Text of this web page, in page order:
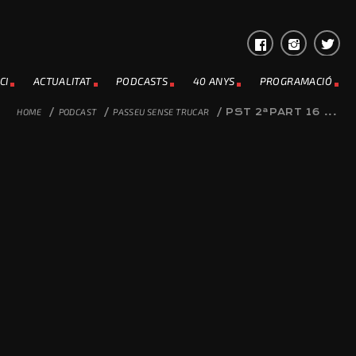
ACTUALITAT PODCASTS 40 ANYS PROGRAMACIÓ
HOME / PODCAST / PASSEU SENSE TRUCAR / PST 2ªPART 16 ...